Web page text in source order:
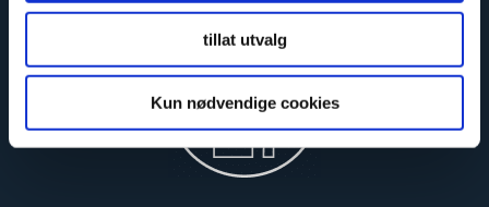
tillat utvalg
Kun nødvendige cookies